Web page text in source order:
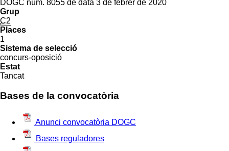
DOGC núm. 8055 de data 3 de febrer de 2020
Grup
C2
Places
1
Sistema de selecció
concurs-oposició
Estat
Tancat
Bases de la convocatòria
Anunci convocatòria DOGC
Bases reguladores